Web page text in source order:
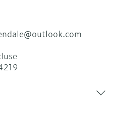
outlook.com